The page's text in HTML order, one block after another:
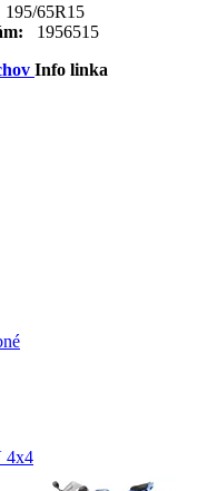
195/65R15
1956515
Info linka
4x4